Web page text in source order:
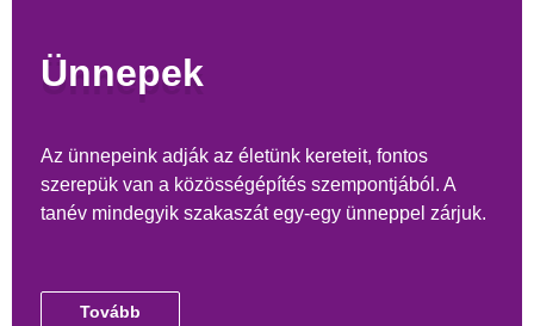
Ünnepek
Az ünnepeink adják az életünk kereteit, fontos
szerepük van a közösségépítés szempontjából. A
tanév mindegyik szakaszát egy-egy ünneppel zárjuk.
Tovább